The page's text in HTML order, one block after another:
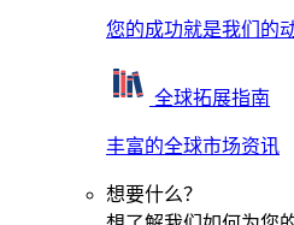
您的成功就是我们的
全球拓展指南
丰富的全球市场资讯
想要什么？